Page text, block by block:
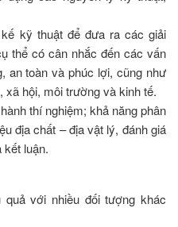
kỹ thuật để đưa ra các giải
thể có cân nhắc đến các vấn
an toàn và phúc lợi, cũng như
xã hội, môi trường và kinh tế.
thí nghiệm; khả năng phân
địa chất – địa vật lý, đánh giá
luận.
với nhiều đối tượng khác